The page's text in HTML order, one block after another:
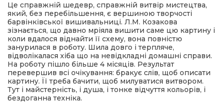
Це справжній шедевр, справжній витвір мистецтва,
який, без перебільшення, є вершиною творчості
барвінківської вишивальниці. Л.М. Козакова
зізнається, що давно мріяла вишити саме цю картину і
коли вдалося віднайти її схему, вона повністю
занурилася в роботу. Шила довго і терпляче,
відволікалася хіба що на невідкладні домашні справи.
На роботу пішло більше 4 місяців. Результат
перевершив всі очікування: бракує слів, щоб описати
картину. Її треба бачити, щоб милуватися витвором.
Тут і майстерність, і душа, і тонке відчуття кольорів, і
бездоганна техніка.